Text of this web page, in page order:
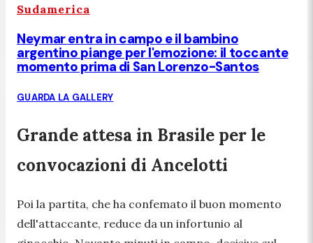
Sudamerica
Neymar entra in campo e il bambino
argentino piange per l'emozione: il toccante
momento prima di San Lorenzo-Santos
GUARDA LA GALLERY
Grande attesa in Brasile per le
convocazioni di Ancelotti
Poi la partita, che ha confemato il buon momento
dell'attaccante, reduce da un infortunio al